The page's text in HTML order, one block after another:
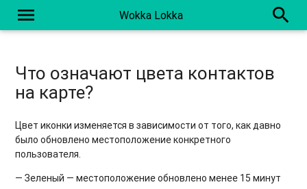
menu Wokka Lokka search
Что означают цвета контактов
на карте?
Цвет иконки изменяется в зависимости от того, как давно
было обновлено местоположение конкретного
пользователя.
— Зеленый — местоположение обновлено менее 15 минут